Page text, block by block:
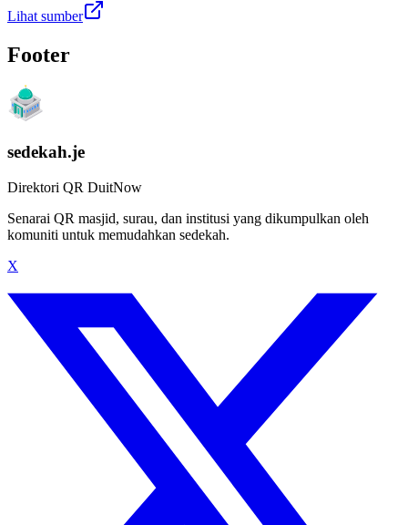
Lihat sumber
Footer
sedekah.je
Direktori QR DuitNow
Senarai QR masjid, surau, dan institusi yang dikumpulkan oleh
komuniti untuk memudahkan sedekah.
X